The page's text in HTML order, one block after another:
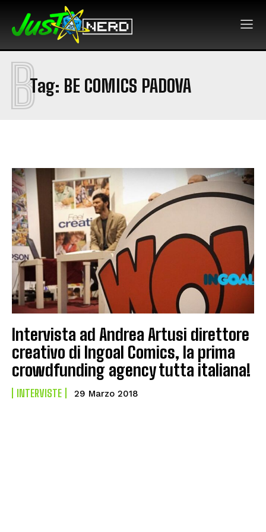
Tag: BE COMICS PADOVA
B
Intervista ad Andrea Artusi direttore
creativo di Ingoal Comics, la prima
crowdfunding agency tutta italiana!
INTERVISTE 29 Marzo 2018